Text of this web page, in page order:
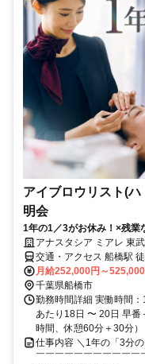
アイブロウリスト(
明会
1年の1／3がお休み！×残業
アナスタシア ミアレ 東
交通・アクセス 船橋駅
月給252,000円～
千葉県船橋市
勤務時間詳細 実働時間
あたり18日 〜 20日 早
時間、休憩60分＋30分）
仕事内容 ＼1年の「3分
￣￣￣￣￣￣￣￣￣￣￣